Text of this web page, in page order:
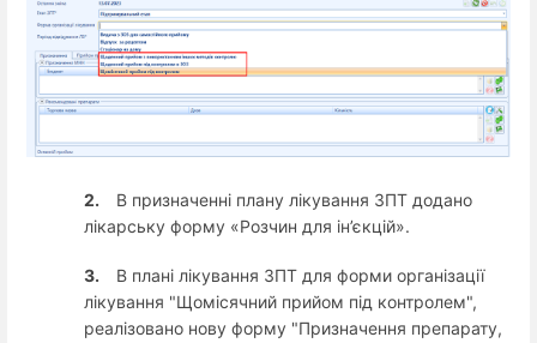
2.
В призначенні плану лікування ЗПТ додано
лікарську форму «Розчин для ін’єкцій».
3.
В плані лікування ЗПТ для форми організації
лікування "Щомісячний прийом під контролем",
реалізовано нову форму "Призначення препарату,